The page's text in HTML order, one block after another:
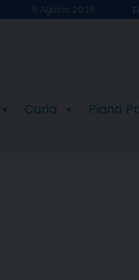
6 Agosto 2026
Curia Piano